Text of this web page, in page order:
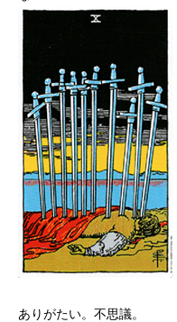
ありがたい。不思議。